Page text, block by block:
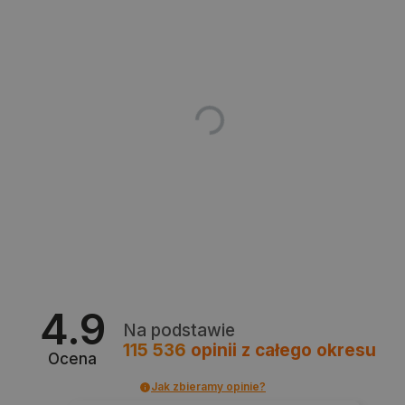
4.9
Ocena
Na podstawie
115 536 opinii z całego okresu
Jak zbieramy opinie?